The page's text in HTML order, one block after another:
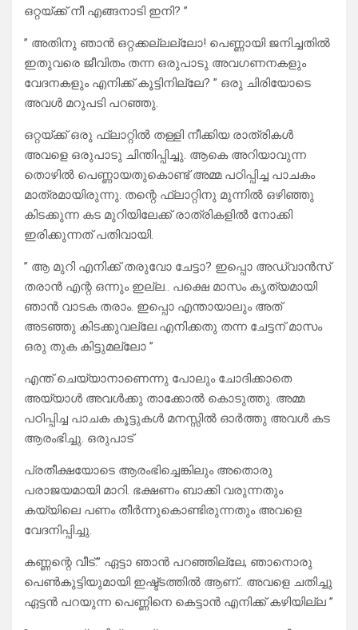
ഒറ്റയ്ക്ക് നീ എങ്ങനാടി ഇനി? ”
” അതിനു ഞാൻ ഒറ്റക്കല്ലല്ലോ! പെണ്ണായി ജനിച്ചതിൽ
ഇതുവരെ ജീവിതം തന്ന ഒരുപാടു അവഗണനകളും
വേദനകളും എനിക്ക് കൂട്ടിനില്ലേ? ” ഒരു ചിരിയോടെ
അവൾ മറുപടി പറഞ്ഞു.
ഒറ്റയ്ക്ക് ഒരു ഫ്ലാറ്റിൽ തള്ളി നീക്കിയ രാത്രികൾ
അവളെ ഒരുപാടു ചിന്തിപ്പിച്ചു. ആകെ അറിയാവുന്ന
തൊഴിൽ പെണ്ണായതുകൊണ്ട് അമ്മ പഠിപ്പിച്ച പാചകം
മാത്രമായിരുന്നു. തന്റെ ഫ്ലാറ്റിനു മുന്നിൽ ഒഴിഞ്ഞു
കിടക്കുന്ന കട മുറിയിലേക്ക് രാത്രികളിൽ നോക്കി
ഇരിക്കുന്നത് പതിവായി.
” ആ മുറി എനിക്ക് തരുവോ ചേട്ടാ? ഇപ്പൊ അഡ്വാൻസ്
തരാൻ എന്റ ഒന്നും ഇല്ല.. പക്ഷെ മാസം കൃത്യമായി
ഞാൻ വാടക തരാം. ഇപ്പൊ എന്തായാലും അത്
അടഞ്ഞു കിടക്കുവല്ലേ.എനിക്കതു തന്ന ചേട്ടന് മാസം
ഒരു തുക കിട്ടുമല്ലോ ”
എന്ത് ചെയ്യാനാണെന്നു പോലും ചോദിക്കാതെ
അയ്യാൾ അവൾക്കു താക്കോൽ കൊടുത്തു. അമ്മ
പഠിപ്പിച്ച പാചക കൂട്ടുകൾ മനസ്സിൽ ഓർത്തു അവൾ കട
ആരംഭിച്ചു. ഒരുപാട്
പ്രതീക്ഷയോടെ ആരംഭിച്ചെങ്കിലും അതൊരു
പരാജയമായി മാറി. ഭക്ഷണം ബാക്കി വരുന്നതും
കയ്യിലെ പണം തീർന്നുകൊണ്ടിരുന്നതും അവളെ
വേദനിപ്പിച്ചു.
കണ്ണന്റെ വീട്.” ഏട്ടാ ഞാൻ പറഞ്ഞില്ലേ, ഞാനൊരു
പെൺകുട്ടിയുമായി ഇഷ്ട്ടത്തിൽ ആണ്.. അവളെ ചതിച്ചു
ഏട്ടൻ പറയുന്ന പെണ്ണിനെ കെട്ടാൻ എനിക്ക് കഴിയില്ല ”